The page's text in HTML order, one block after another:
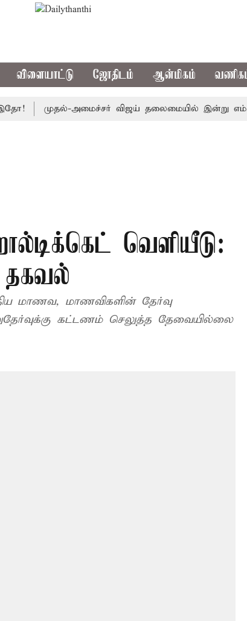
விளையாட்டு ஜோதிடம் ஆன்மிகம்
முதல்-அமைச்சர் விஜய் தலைமையில் இன்று எம்.பி.க்கள்
வெளியீடு:
தகவல்
மாணவ, மாணவிகளின் தேர்வு
கட்டணம் செலுத்த தேவையில்லை